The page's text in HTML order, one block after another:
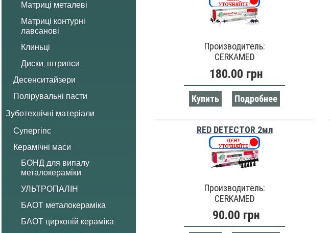
Матриці металеві
Матриці контурні
лавсанові
Клиньці
Диски, штрипси
Десенситайзери
Полірувальні пасти
Зуботехнічні матеріали
Супергіпс
Керамічні маси
БОНД для випалу
металокераміки
УЛЬТРОПАЛІН
БАОТ металокераміка
БАОТ цирконій кераміка
Производитель:
CERKAMED
180.00 грн
Купить Подробнее
RED DETECTOR 2мл
Производитель:
CERKAMED
90.00 грн